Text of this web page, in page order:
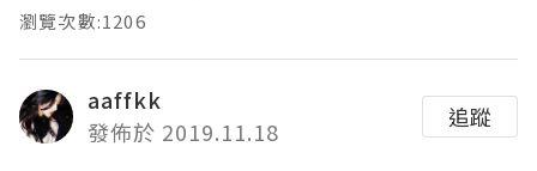
瀏覽次數:1206
aaffkk
發佈於 2019.11.18
追蹤